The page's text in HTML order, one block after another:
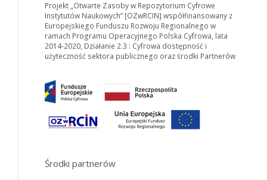
Projekt „Otwarte Zasoby w Repozytorium Cyfrowe
Instytutów Naukowych” [OZwRCIN] współfinansowany z
Europejskiego Funduszu Rozwoju Regionalnego w
ramach Programu Operacyjnego Polska Cyfrowa, lata
2014-2020, Działanie 2.3 : Cyfrowa dostępność i
użyteczność sektora publicznego oraz środki Partnerów
Środki partnerów